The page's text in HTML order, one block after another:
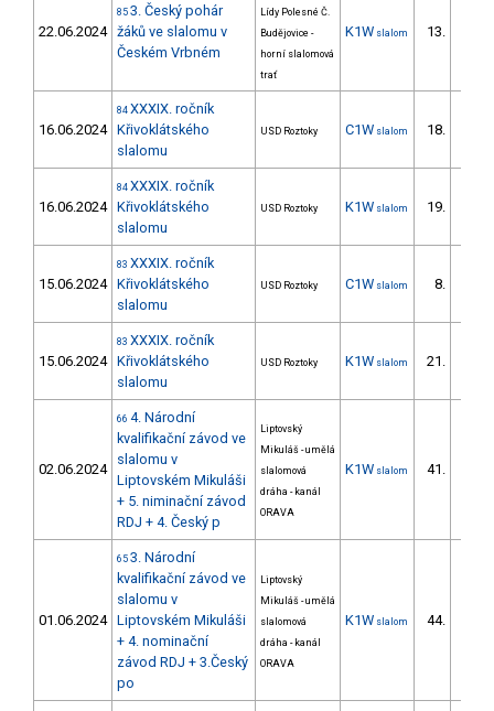
22.06.2024
85 3. Český pohár
žáků ve slalomu v
Českém Vrbném
Lídy Polesné Č.
Budějovice -
horní slalomová
trať
K1W slalom 13.
16.06.2024
84 XXXIX. ročník
Křivoklátského
slalomu
USD Roztoky C1W slalom 18.
16.06.2024
84 XXXIX. ročník
Křivoklátského
slalomu
USD Roztoky K1W slalom 19.
15.06.2024
83 XXXIX. ročník
Křivoklátského
slalomu
USD Roztoky C1W slalom 8.
15.06.2024
83 XXXIX. ročník
Křivoklátského
slalomu
USD Roztoky K1W slalom 21.
02.06.2024
66 4. Národní
kvalifikační závod ve
slalomu v
Liptovském Mikuláši
+ 5. niminační závod
RDJ + 4. Český p
Liptovský
Mikuláš - umělá
slalomová
dráha - kanál
ORAVA
K1W slalom 41.
01.06.2024
65 3. Národní
kvalifikační závod ve
slalomu v
Liptovském Mikuláši
+ 4. nominační
závod RDJ + 3.Český
po
Liptovský
Mikuláš - umělá
slalomová
dráha - kanál
ORAVA
K1W slalom 44.